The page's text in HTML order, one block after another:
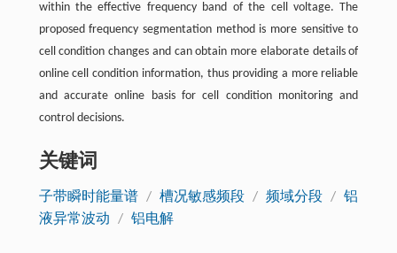
within the effective frequency band of the cell voltage. The
proposed frequency segmentation method is more sensitive to
cell condition changes and can obtain more elaborate details of
online cell condition information, thus providing a more reliable
and accurate online basis for cell condition monitoring and
control decisions.
关键词
子带瞬时能量谱 / 槽况敏感频段 / 频域分段 / 铝
液异常波动
/ 铝电解